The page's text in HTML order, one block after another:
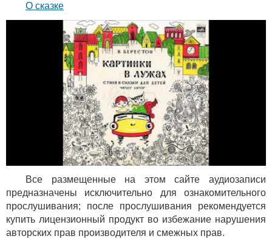
О сказке
Все размещенные на этом сайте аудиозаписи
предназначены исключительно для ознакомительного
прослушивания; после прослушивания рекомендуется
купить лицензионный продукт во избежание нарушения
авторских прав производителя и смежных прав.